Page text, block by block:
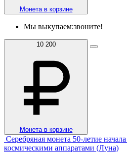
Монета в корзине
Мы выкупаем:звоните!
10 200
Монета в корзине
Серебряная монета 50-летие
космическими аппаратами (Луна)